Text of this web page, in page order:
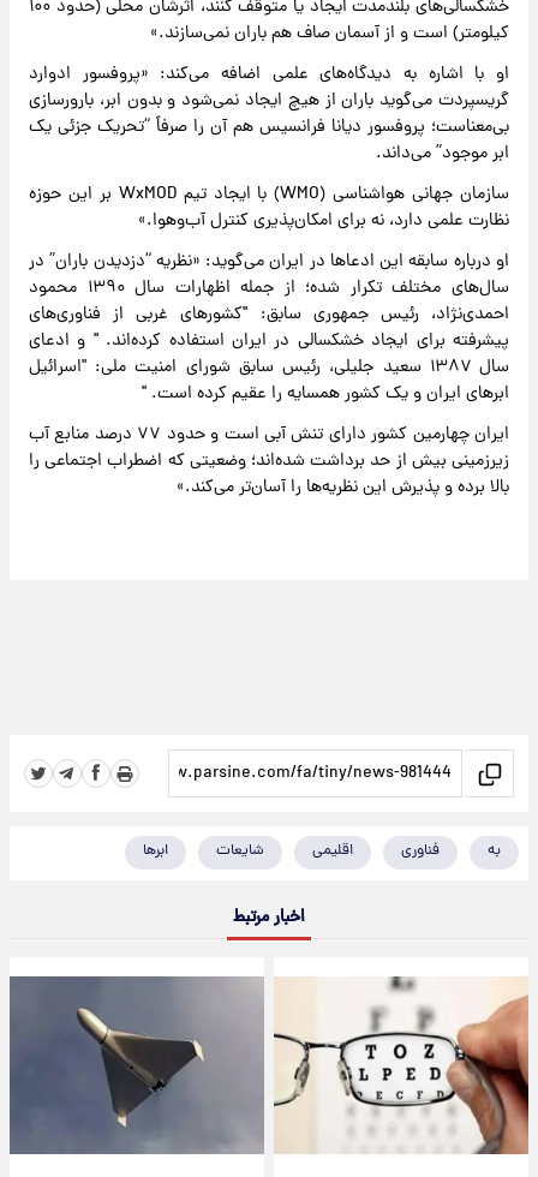
خشکسالی‌های بلندمدت ایجاد یا متوقف کنند، اثرشان محلی (حدود ۱۰۰
کیلومتر) است و از آسمان صاف هم باران نمی‌سازند.»
او با اشاره به دیدگاه‌های علمی اضافه می‌کند: «پروفسور ادوارد
گریسپردت می‌گوید باران از هیچ ایجاد نمی‌شود و بدون ابر، بارورسازی
بی‌معناست؛ پروفسور دیانا فرانسیس هم آن را صرفاً “تحریک جزئی یک
ابر موجود” می‌داند.
سازمان جهانی هواشناسی (WMO) با ایجاد تیم WxMOD بر این حوزه
نظارت علمی دارد، نه برای امکان‌پذیری کنترل آب‌وهوا.»
او درباره سابقه این ادعا‌ها در ایران می‌گوید: «نظریه “دزدیدن باران” در
سال‌های مختلف تکرار شده؛ از جمله اظهارات سال ۱۳۹۰ محمود
احمدی‌نژاد، رئیس جمهوری سابق: "کشور‌های غربی از فناوری‌های
پیشرفته برای ایجاد خشکسالی در ایران استفاده کرده‌اند. " و ادعای
سال ۱۳۸۷ سعید جلیلی، رئیس سابق شورای امنیت ملی: "اسرائیل
ابر‌های ایران و یک کشور همسایه را عقیم کرده است. "
ایران چهارمین کشور دارای تنش آبی است و حدود ۷۷ درصد منابع آب
زیرزمینی بیش از حد برداشت شده‌اند؛ وضعیتی که اضطراب اجتماعی را
بالا برده و پذیرش این نظریه‌ها را آسان‌تر می‌کند.»
به فناوری اقلیمی شایعات ابرها
اخبار مرتبط